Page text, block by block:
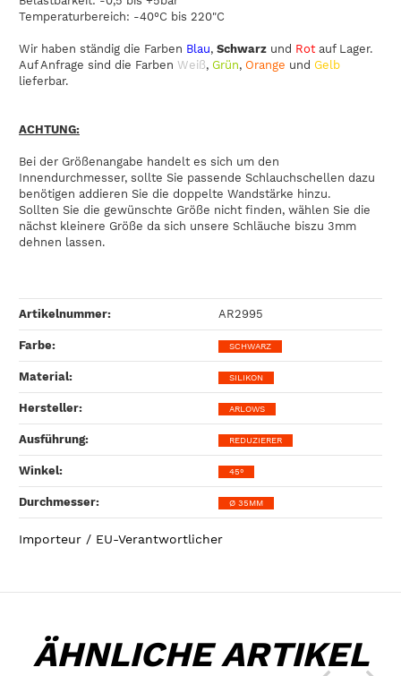
Temperaturbereich: -40°C bis 220"C
Wir haben ständig die Farben Blau, Schwarz und Rot auf Lager.
Auf Anfrage sind die Farben Weiß, Grün, Orange und Gelb
lieferbar.
ACHTUNG:
Bei der Größenangabe handelt es sich um den
Innendurchmesser, sollte Sie passende Schlauchschellen dazu
benötigen addieren Sie die doppelte Wandstärke hinzu.
Sollten Sie die gewünschte Größe nicht finden, wählen Sie die
nächst kleinere Größe da sich unsere Schläuche biszu 3mm
dehnen lassen.
Artikelnummer: AR2995
Farbe‍: SCHWARZ
Material‍: SILIKON
Hersteller‍: ARLOWS
Ausführung‍: REDUZIERER
Winkel‍: 45°
Durchmesser‍: Ø 35MM
Importeur / EU-Verantwortlicher
ÄHNLICHE ARTIKEL